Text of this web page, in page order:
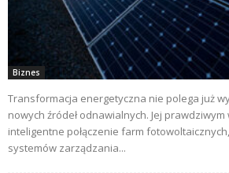
Biznes
Transformacja energetyczna nie polega już
nowych źródeł odnawialnych. Jej
inteligentne połączenie farm
systemów zarządzania...